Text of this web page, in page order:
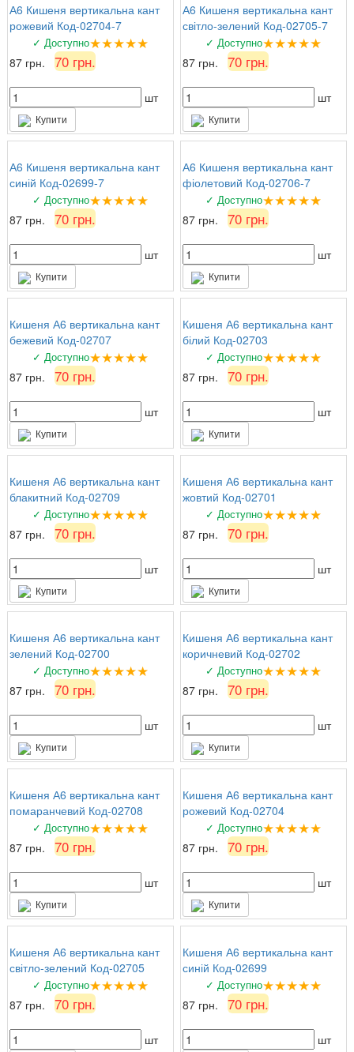
А6 Кишеня вертикальна кант
рожевий Код-02704-7
✓ Доступно★★★★★
87 грн. 70 грн.
шт
Купити
А6 Кишеня вертикальна кант
світло-зелений Код-02705-7
✓ Доступно★★★★★
87 грн. 70 грн.
шт
Купити
А6 Кишеня вертикальна кант
синій Код-02699-7
✓ Доступно★★★★★
87 грн. 70 грн.
шт
Купити
А6 Кишеня вертикальна кант
фіолетовий Код-02706-7
✓ Доступно★★★★★
87 грн. 70 грн.
шт
Купити
Кишеня А6 вертикальна кант
бежевий Код-02707
✓ Доступно★★★★★
87 грн. 70 грн.
шт
Купити
Кишеня А6 вертикальна кант
білий Код-02703
✓ Доступно★★★★★
87 грн. 70 грн.
шт
Купити
Кишеня А6 вертикальна кант
блакитний Код-02709
✓ Доступно★★★★★
87 грн. 70 грн.
шт
Купити
Кишеня А6 вертикальна кант
жовтий Код-02701
✓ Доступно★★★★★
87 грн. 70 грн.
шт
Купити
Кишеня А6 вертикальна кант
зелений Код-02700
✓ Доступно★★★★★
87 грн. 70 грн.
шт
Купити
Кишеня А6 вертикальна кант
коричневий Код-02702
✓ Доступно★★★★★
87 грн. 70 грн.
шт
Купити
Кишеня А6 вертикальна кант
помаранчевий Код-02708
✓ Доступно★★★★★
87 грн. 70 грн.
шт
Купити
Кишеня А6 вертикальна кант
рожевий Код-02704
✓ Доступно★★★★★
87 грн. 70 грн.
шт
Купити
Кишеня А6 вертикальна кант
світло-зелений Код-02705
✓ Доступно★★★★★
87 грн. 70 грн.
шт
Кишеня А6 вертикальна кант
синій Код-02699
✓ Доступно★★★★★
87 грн. 70 грн.
шт